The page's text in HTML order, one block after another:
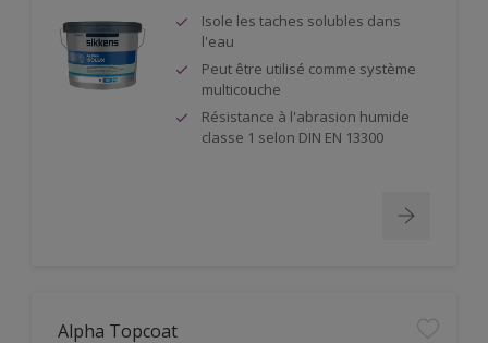
Isole les taches solubles dans
l'eau
Peut être utilisé comme système
multicouche
Résistance à l'abrasion humide
classe 1 selon DIN EN 13300
Alpha Topcoat